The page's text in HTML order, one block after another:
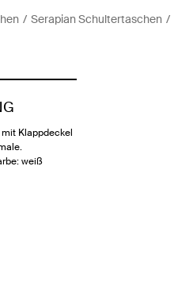
Serapian Schultertaschen
Klappdeckel
weiß